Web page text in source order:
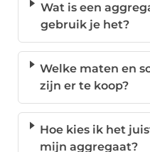
Wat is een
gebruik je het?
Welke maten en
zijn er te koop?
Hoe kies ik het
mijn aggregaat?